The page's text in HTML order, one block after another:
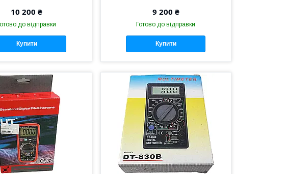
10 200 ₴
до відправки
Купити
9 200 ₴
Готово до відправки
Купити